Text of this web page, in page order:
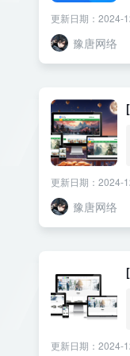
更新日期：2024-
豫唐网络
更新日期：2024-
豫唐网络
更新日期：2024-